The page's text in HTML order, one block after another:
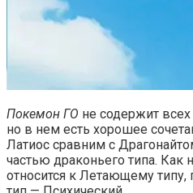
Покемон ГО не содержит
но в нем есть хорошее
Латиос сравним с
частью драконьего типа. Как
относится к Летающему типу,